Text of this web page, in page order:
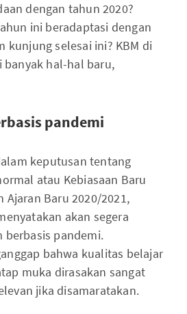
dengan tahun 2020?
ini beradaptasi dengan
kunjung selesai ini? KBM di
hal-hal baru,
pandemi
keputusan tentang
atau Kebiasaan Baru
Ajaran Baru 2020/2021,
akan segera
pandemi.
bahwa kualitas belajar
muka dirasakan sangat
jika disamaratakan.